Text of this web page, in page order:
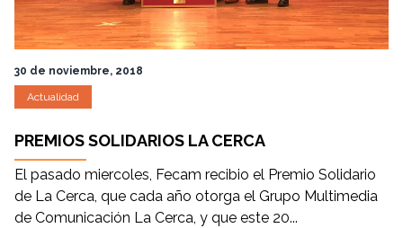
30 de noviembre, 2018
Actualidad
PREMIOS SOLIDARIOS LA CERCA
El pasado miercoles, Fecam recibio el Premio Solidario
de La Cerca, que cada año otorga el Grupo Multimedia
de Comunicación La Cerca, y que este 20...